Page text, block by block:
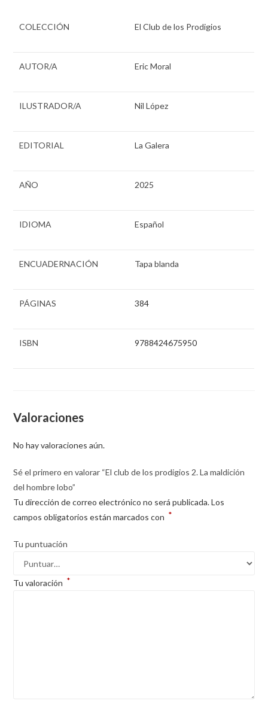
COLECCIÓN El Club de los Prodigios
AUTOR/A Eric Moral
ILUSTRADOR/A Nil López
EDITORIAL La Galera
AÑO 2025
IDIOMA Español
ENCUADERNACIÓN Tapa blanda
PÁGINAS 384
ISBN 9788424675950
Valoraciones
No hay valoraciones aún.
Sé el primero en valorar “El club de los prodigios 2. La maldición
del hombre lobo”
Tu dirección de correo electrónico no será publicada. Los
campos obligatorios están marcados con *
Tu puntuación
Tu valoración *